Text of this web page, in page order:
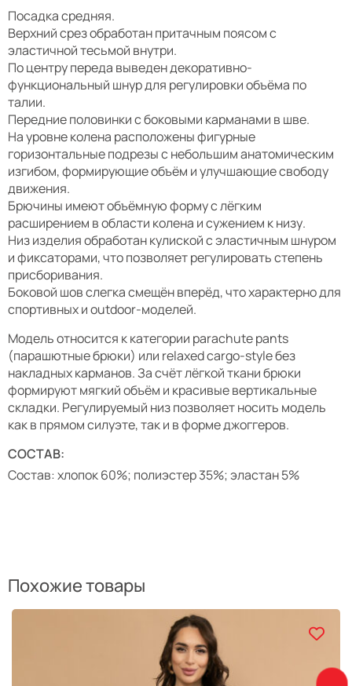
Посадка средняя.
Верхний срез обработан притачным поясом с
эластичной тесьмой внутри.
По центру переда выведен декоративно-
функциональный шнур для регулировки объёма по
талии.
Передние половинки с боковыми карманами в шве.
На уровне колена расположены фигурные
горизонтальные подрезы с небольшим анатомическим
изгибом, формирующие объём и улучшающие свободу
движения.
Брючины имеют объёмную форму с лёгким
расширением в области колена и сужением к низу.
Низ изделия обработан кулиской с эластичным шнуром
и фиксаторами, что позволяет регулировать степень
присборивания.
Боковой шов слегка смещён вперёд, что характерно для
спортивных и outdoor-моделей.
Модель относится к категории parachute pants
(парашютные брюки) или relaxed cargo-style без
накладных карманов. За счёт лёгкой ткани брюки
формируют мягкий объём и красивые вертикальные
складки. Регулируемый низ позволяет носить модель
как в прямом силуэте, так и в форме джоггеров.
СОСТАВ:
Состав: хлопок 60%; полиэстер 35%; эластан 5%
Похожие товары